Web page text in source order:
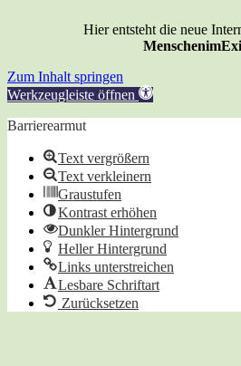
Hier entsteht die neue
Zum Inhalt springen
Werkzeugleiste öffnen
Barrierearmut
Text vergrößern
Text verkleinern
Graustufen
Kontrast erhöhen
Dunkler Hintergrund
Heller Hintergrund
Links unterstreichen
Lesbare Schriftart
Zurücksetzen